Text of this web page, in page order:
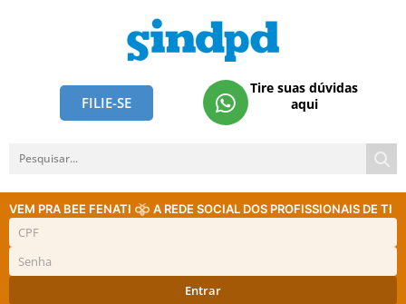
FILIE-SE
Tire suas dúvidas
aqui
VEM PRA BEE FENATI A REDE SOCIAL DOS PROFISSIONAIS DE TI
Entrar